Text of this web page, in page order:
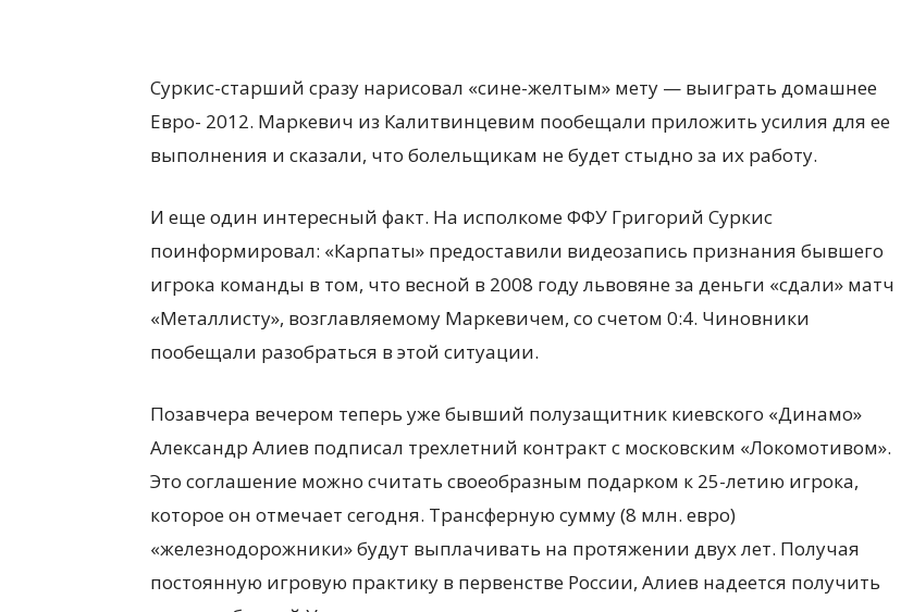
Суркис-старший сразу нарисовал «сине-желтым» мету — выиграть домашнее
Евро- 2012. Маркевич из Калитвинцевим пообещали приложить усилия для ее
выполнения и сказали, что болельщикам не будет стыдно за их работу.
И еще один интересный факт. На исполкоме ФФУ Григорий Суркис
поинформировал: «Карпаты» предоставили видеозапись признания бывшего
игрока команды в том, что весной в 2008 году львовяне за деньги «сдали» матч
«Металлисту», возглавляемому Маркевичем, со счетом 0:4. Чиновники
пообещали разобраться в этой ситуации.
Позавчера вечером теперь уже бывший полузащитник киевского «Динамо»
Александр Алиев подписал трехлетний контракт с московским «Локомотивом».
Это соглашение можно считать своеобразным подарком к 25-летию игрока,
которое он отмечает сегодня. Трансферную сумму (8 млн. евро)
«железнодорожники» будут выплачивать на протяжении двух лет. Получая
постоянную игровую практику в первенстве России, Алиев надеется получить